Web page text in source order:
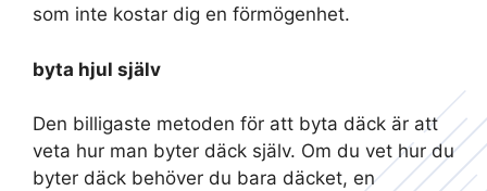
som inte kostar dig en förmögenhet.
byta hjul själv
Den billigaste metoden för att byta däck är att
veta hur man byter däck själv. Om du vet hur du
byter däck behöver du bara däcket, en